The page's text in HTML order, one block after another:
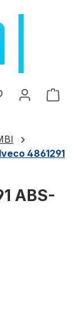
Du hast 0
4861291
ABS-